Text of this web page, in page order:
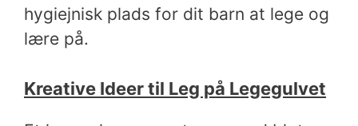
hygiejnisk plads for dit barn at lege og
lære på.
Kreative Ideer til Leg på Legegulvet